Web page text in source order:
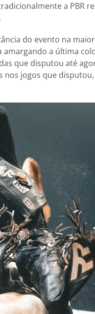
a PBR
do evento na
a última
que disputou até
nos jogos que